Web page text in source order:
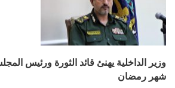
وزير الداخلية يهنئ قائد الثورة ورئيس
شهر رمضان